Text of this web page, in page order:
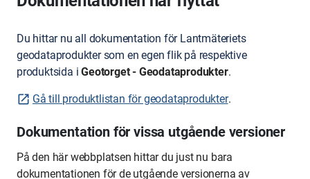
Du hittar nu all dokumentation för Lantmäteriets
geodataprodukter som en egen flik på respektive
produktsida i Geotorget - Geodataprodukter.
Gå till produktlistan för geodataprodukter.
Dokumentation för vissa utgående versioner
På den här webbplatsen hittar du just nu bara
dokumentationen för de utgående versionerna av